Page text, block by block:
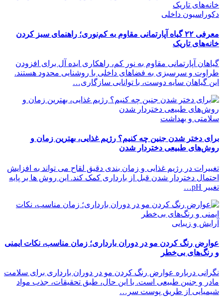
دکوراسیون داخلی
معرفی ۲۲ گیاه آپارتمانی مقاوم به کم‌نوری؛ راهنمای سبز کردن
خانه‌های تاریک
گیاهان آپارتمانی مقاوم به نور کم، راهکاری ایده آل برای افزودن
طراوت و سرسبزی به فضاهای داخلی با روشنایی محدود هستند.
این گیاهان سایه دوست، با توانایی سازگاری…
سلامتی و بهداشت
برای دختر شدن جنین چه کنیم؟ رژیم غذایی، بهترین زمان و
روش‌های طبیعی دختردار شدن
تغییرات در رژیم غذایی و زمان بندی دقیق لقاح می تواند به افزایش
احتمال دختردار شدن قبل از بارداری کمک کند. این روش ها بر پایه
تغییر pH…
آرایش و زیبایی
عوارض رنگ کردن مو در دوران بارداری؛ زمان مناسب، نکات ایمنی
و رنگ‌های بی‌خطر
نگرانی درباره عوارض رنگ کردن مو در دوران بارداری برای سلامت
مادر و جنین طبیعی است. با این حال، طبق تحقیقات، جذب مواد
شیمیایی از طریق پوست سر…